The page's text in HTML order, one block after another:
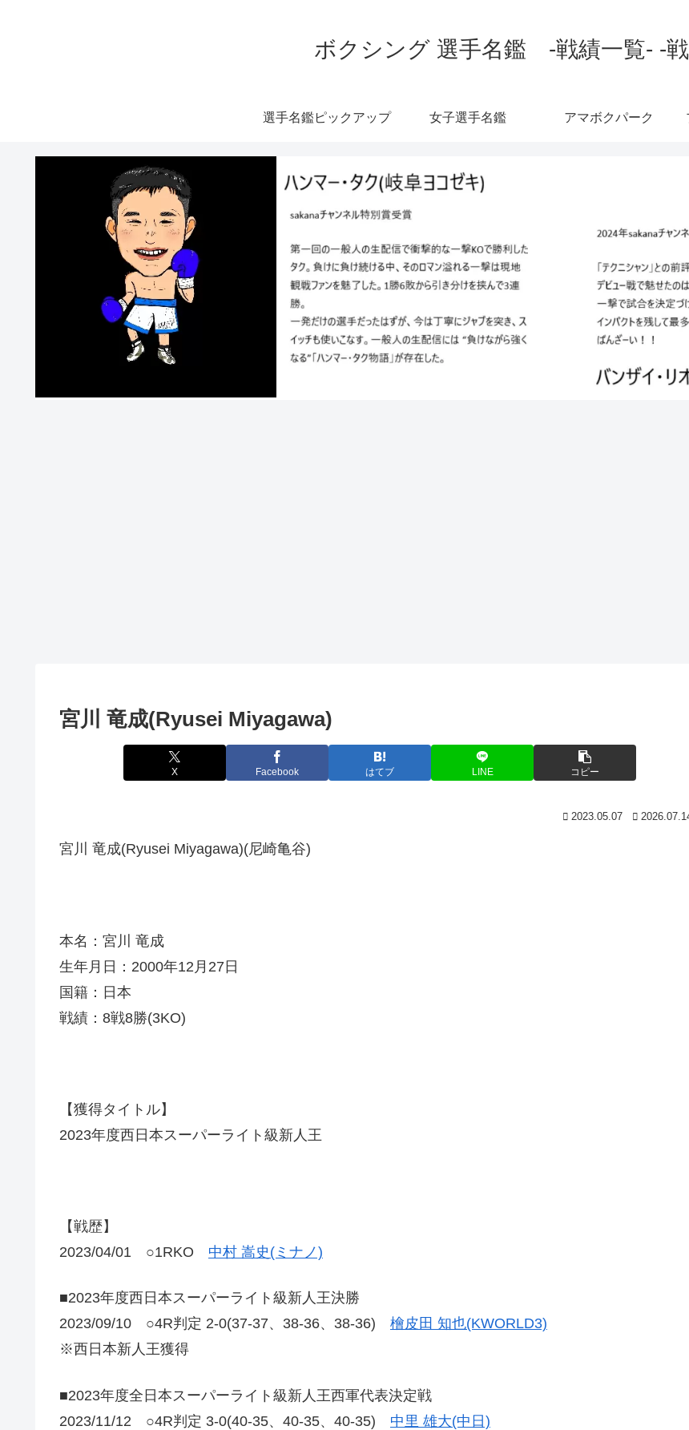
ボクシング 選手名鑑 -戦績一覧- -
選手名鑑ピックアップ 女子選手名鑑 アマボクパーク
宮川 竜成(Ryusei Miyagawa)
X Facebook はてブ LINE コピー
2023.05.07
宮川 竜成(Ryusei Miyagawa)(尼崎亀谷)
本名：宮川 竜成
生年月日：2000年12月27日
国籍：日本
戦績：8戦8勝(3KO)
【獲得タイトル】
2023年度西日本スーパーライト級新人王
【戦歴】
2023/04/01 ○1RKO 中村 嵩史(ミナノ)
■2023年度西日本スーパーライト級新人王決勝
2023/09/10 ○4R判定 2-0(37-37、38-36、38-36) 檜皮田 知也(KWORLD3)
※西日本新人王獲得
■2023年度全日本スーパーライト級新人王西軍代表決定戦
2023/11/12 ○4R判定 3-0(40-35、40-35、40-35) 中里 雄大(中日)